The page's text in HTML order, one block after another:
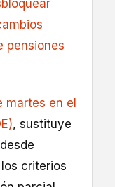
pensiones
martes en el
, sustituye
criterios